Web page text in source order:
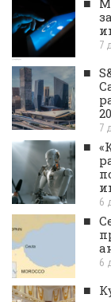
■
7
■
7
■
6
■
6
■